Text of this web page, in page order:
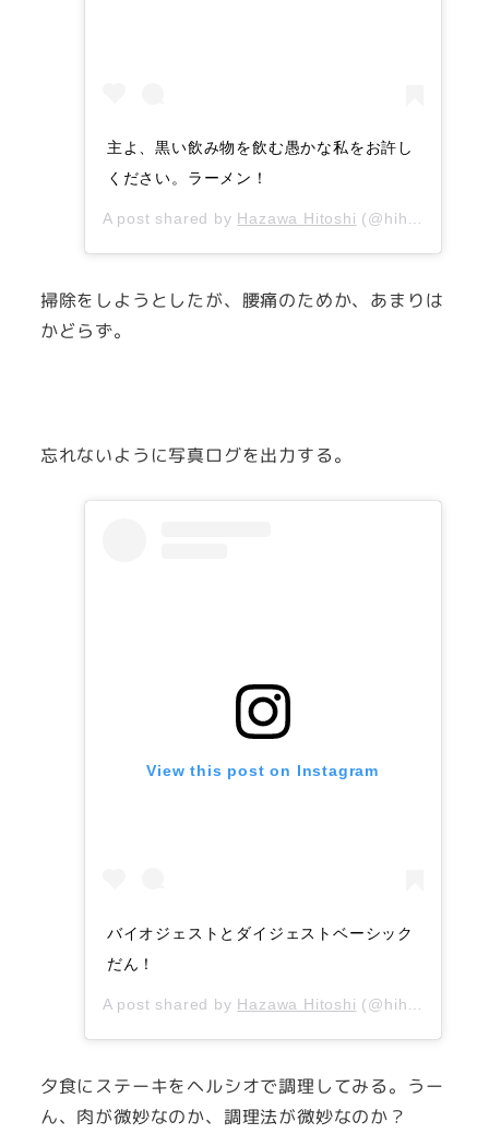
主よ、黒い飲み物を飲む愚かな私をお許し
ください。ラーメン！
A post shared by Hazawa Hitoshi (@hihazawa) on
掃除をしようとしたが、腰痛のためか、あまりは
かどらず。
忘れないように写真ログを出力する。
View this post on Instagram
バイオジェストとダイジェストベーシック
だん！
A post shared by Hazawa Hitoshi (@hihazawa) on
夕食にステーキをヘルシオで調理してみる。うー
ん、肉が微妙なのか、調理法が微妙なのか？